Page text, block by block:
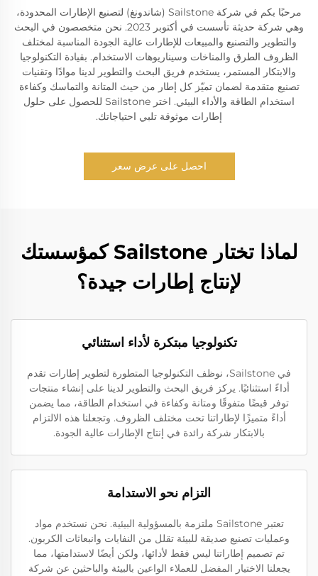
مرحبًا بكم في شركة Sailstone (شاندونغ) لتصنيع الإطارات المحدودة،
وهي شركة حديثة تأسست في أكتوبر 2023. نحن متخصصون في البحث
والتطوير والتصنيع والمبيعات للإطارات عالية الجودة المناسبة لمختلف
الظروف الطرق والمناخات وسيناريوهات الاستخدام. بقيادة التكنولوجيا
والابتكار المستمر، يستخدم فريق البحث والتطوير لدينا موادًا وتقنيات
تصنيع متقدمة لضمان تميّز كل إطار من حيث المتانة والتماسك وكفاءة
استخدام الطاقة والأداء البيئي. اختر Sailstone للحصول على حلول
إطارات موثوقة تلبي احتياجاتك.
احصل على عرض سعر
لماذا تختار Sailstone كمؤسستك
لإنتاج إطارات جيدة؟
تكنولوجيا مبتكرة لأداء استثنائي
في Sailstone، نوظف التكنولوجيا المتطورة لتطوير إطارات تقدم
أداءً استثنائيًا. يركز فريق البحث والتطوير لدينا على إنشاء منتجات
توفر قبضًا متفوقًا ومتانة وكفاءة في استخدام الطاقة، مما يضمن
أداءً متميزًا لإطاراتنا تحت مختلف الظروف. وتجعلنا هذه الالتزام
بالابتكار شركة رائدة في إنتاج الإطارات عالية الجودة.
التزام نحو الاستدامة
تعتبر Sailstone ملتزمة بالمسؤولية البيئية. نحن نستخدم مواد
وعمليات تصنيع صديقة للبيئة تقلل من النفايات وانبعاثات الكربون.
تم تصميم إطاراتنا ليس فقط لأدائها، ولكن أيضًا لاستدامتها، مما
يجعلنا الاختيار المفضل للعملاء الواعين بالبيئة والباحثين عن شركة